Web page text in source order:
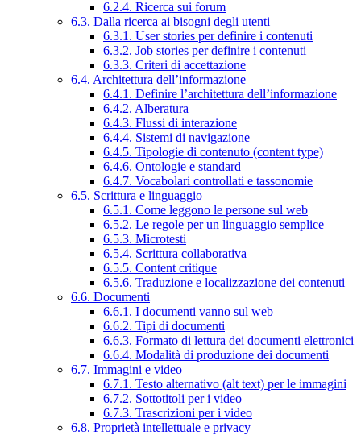
6.2.4. Ricerca sui forum
6.3. Dalla ricerca ai bisogni degli utenti
6.3.1. User stories per definire i contenuti
6.3.2. Job stories per definire i contenuti
6.3.3. Criteri di accettazione
6.4. Architettura dell’informazione
6.4.1. Definire l’architettura dell’informazione
6.4.2. Alberatura
6.4.3. Flussi di interazione
6.4.4. Sistemi di navigazione
6.4.5. Tipologie di contenuto (content type)
6.4.6. Ontologie e standard
6.4.7. Vocabolari controllati e tassonomie
6.5. Scrittura e linguaggio
6.5.1. Come leggono le persone sul web
6.5.2. Le regole per un linguaggio semplice
6.5.3. Microtesti
6.5.4. Scrittura collaborativa
6.5.5. Content critique
6.5.6. Traduzione e localizzazione dei contenuti
6.6. Documenti
6.6.1. I documenti vanno sul web
6.6.2. Tipi di documenti
6.6.3. Formato di lettura dei documenti elettronici
6.6.4. Modalità di produzione dei documenti
6.7. Immagini e video
6.7.1. Testo alternativo (alt text) per le immagini
6.7.2. Sottotitoli per i video
6.7.3. Trascrizioni per i video
6.8. Proprietà intellettuale e privacy